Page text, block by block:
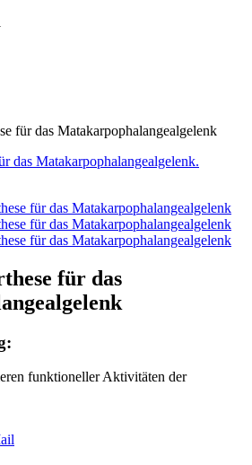
für das Matakarpophalangealgelenk
für das
funktioneller Aktivitäten der